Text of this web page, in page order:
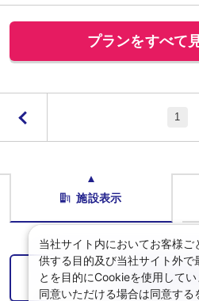
プランをすべて
1
施設表示
検索条件を
当社サイト内においてお客様
供する目的及び当社サイト外で
とを目的にCookieを使用して
同意いただける場合は同意す